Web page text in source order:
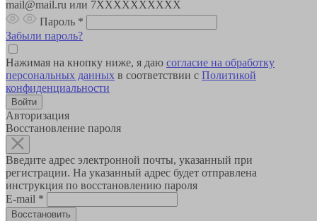
mail@mail.ru или 7XXXXXXXXXX
Пароль *
Забыли пароль?
Нажимая на кнопку ниже, я даю согласие на обработку
персональных данных в соответствии с Политикой
конфиденциальности
Авторизация
Восстановление пароля
Введите адрес электронной почты, указанный при
регистрации. На указанный адрес будет отправлена
инструкция по восстановлению пароля
E-mail *